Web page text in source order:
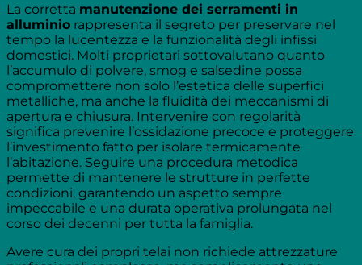
La corretta manutenzione dei serramenti in
alluminio rappresenta il segreto per preservare nel
tempo la lucentezza e la funzionalità degli infissi
domestici. Molti proprietari sottovalutano quanto
l’accumulo di polvere, smog e salsedine possa
compromettere non solo l’estetica delle superfici
metalliche, ma anche la fluidità dei meccanismi di
apertura e chiusura. Intervenire con regolarità
significa prevenire l’ossidazione precoce e proteggere
l’investimento fatto per isolare termicamente
l’abitazione. Seguire una procedura metodica
permette di mantenere le strutture in perfette
condizioni, garantendo un aspetto sempre
impeccabile e una durata operativa prolungata nel
corso dei decenni per tutta la famiglia.
Avere cura dei propri telai non richiede attrezzature